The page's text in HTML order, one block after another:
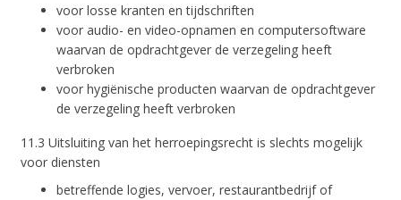
voor losse kranten en tijdschriften
voor audio- en video-opnamen en computersoftware
waarvan de opdrachtgever de verzegeling heeft
verbroken
voor hygiënische producten waarvan de opdrachtgever
de verzegeling heeft verbroken
11.3 Uitsluiting van het herroepingsrecht is slechts mogelijk
voor diensten
betreffende logies, vervoer, restaurantbedrijf of